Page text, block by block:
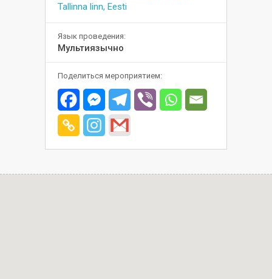
Tallinna linn, Eesti
Язык проведения:
Мультиязычно
Поделиться мероприятием: